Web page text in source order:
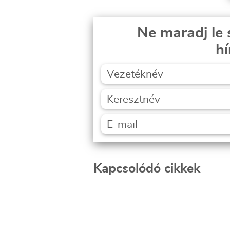
Ne maradj le
Kapcsolódó cikkek